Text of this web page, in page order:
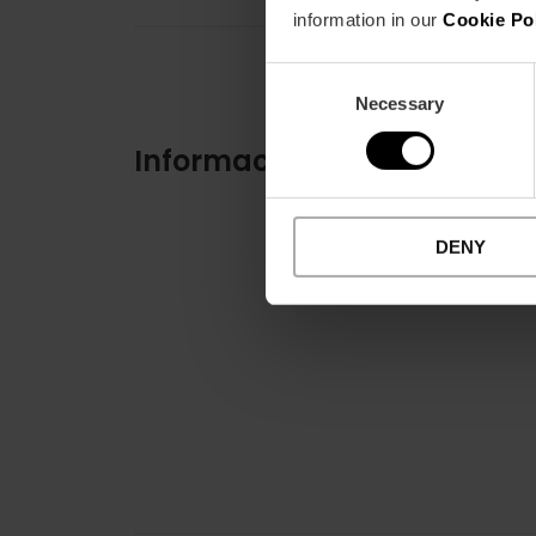
information in our Cookie
Necessary
DENY
Información práctica